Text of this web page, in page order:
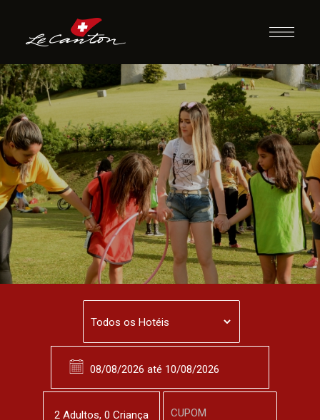
Almoço com
Recreação
2 Adultos, 0 Criança